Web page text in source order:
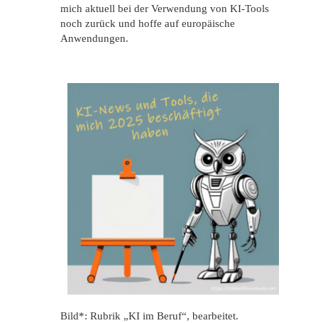
mich aktuell bei der Verwendung von KI-Tools
noch zurück und hoffe auf europäische
Anwendungen.
Bild*: Rubrik „KI im Beruf“, bearbeitet.